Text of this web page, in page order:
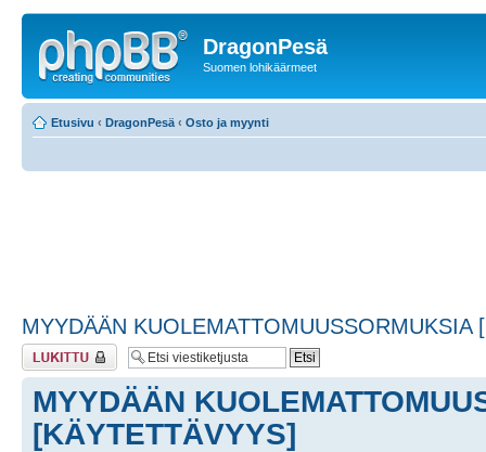
DragonPesä
Suomen lohikäärmeet
Etusivu ‹ DragonPesä ‹ Osto ja myynti
MYYDÄÄN KUOLEMATTOMUUSSORMUKSIA
Viestiketju on
lukittu
MYYDÄÄN
[KÄYTETTÄVYYS]